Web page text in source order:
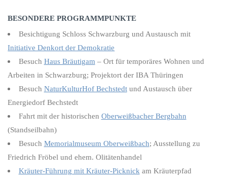
BESONDERE PROGRAMMPUNKTE
Besichtigung Schloss Schwarzburg und Austausch mit
Initiative Denkort der Demokratie
Besuch Haus Bräutigam – Ort für temporäres Wohnen und
Arbeiten in Schwarzburg; Projektort der IBA Thüringen
Besuch NaturKulturHof Bechstedtund Austausch über
Energiedorf Bechstedt
Fahrt mit der historischen Oberweißbacher Bergbahn
(Standseilbahn)
Besuch Memorialmuseum Oberweißbach; Ausstellung zu
Friedrich Fröbel und ehem. Olitätenhandel
Kräuter-Führung mit Kräuter-Picknick am Kräuterpfad